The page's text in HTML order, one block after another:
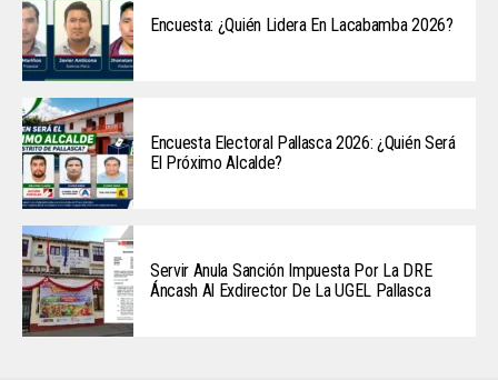
Encuesta: ¿Quién Lidera En Lacabamba 2026?
Encuesta Electoral Pallasca 2026: ¿Quién Será
El Próximo Alcalde?
Servir Anula Sanción Impuesta Por La DRE
Áncash Al Exdirector De La UGEL Pallasca